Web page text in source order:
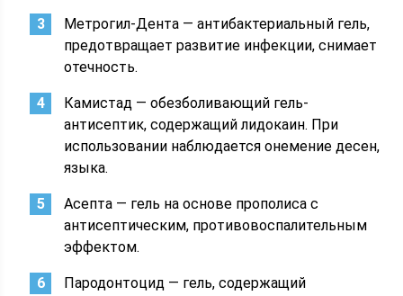
Метрогил-Дента — антибактериальный гель,
предотвращает развитие инфекции, снимает
отечность.
Камистад — обезболивающий гель-
антисептик, содержащий лидокаин. При
использовании наблюдается онемение десен,
языка.
Асепта — гель на основе прополиса с
антисептическим, противовоспалительным
эффектом.
Пародонтоцид — гель, содержащий